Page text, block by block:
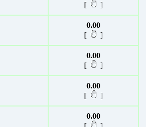
[
]
0.00
[
]
0.00
[
]
0.00
[
]
0.00